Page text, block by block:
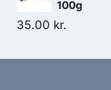
100g
35.00 kr.